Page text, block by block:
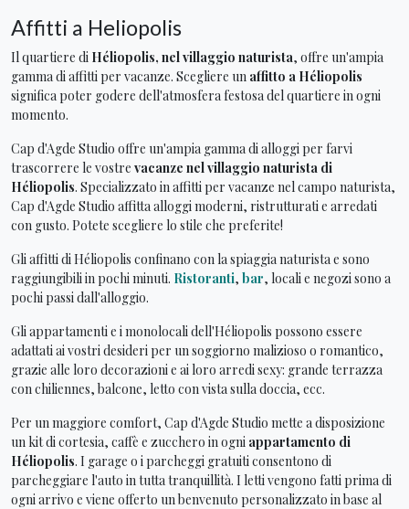
Affitti a Heliopolis
Il quartiere di Héliopolis, nel villaggio naturista, offre un'ampia
gamma di affitti per vacanze. Scegliere un affitto a Héliopolis
significa poter godere dell'atmosfera festosa del quartiere in ogni
momento.
Cap d'Agde Studio offre un'ampia gamma di alloggi per farvi
trascorrere le vostre vacanze nel villaggio naturista di
Héliopolis. Specializzato in affitti per vacanze nel campo naturista,
Cap d'Agde Studio affitta alloggi moderni, ristrutturati e arredati
con gusto. Potete scegliere lo stile che preferite!
Gli affitti di Héliopolis confinano con la spiaggia naturista e sono
raggiungibili in pochi minuti. Ristoranti, bar, locali e negozi sono a
pochi passi dall'alloggio.
Gli appartamenti e i monolocali dell'Héliopolis possono essere
adattati ai vostri desideri per un soggiorno malizioso o romantico,
grazie alle loro decorazioni e ai loro arredi sexy: grande terrazza
con chiliennes, balcone, letto con vista sulla doccia, ecc.
Per un maggiore comfort, Cap d'Agde Studio mette a disposizione
un kit di cortesia, caffè e zucchero in ogni appartamento di
Héliopolis. I garage o i parcheggi gratuiti consentono di
parcheggiare l'auto in tutta tranquillità. I letti vengono fatti prima di
ogni arrivo e viene offerto un benvenuto personalizzato in base al